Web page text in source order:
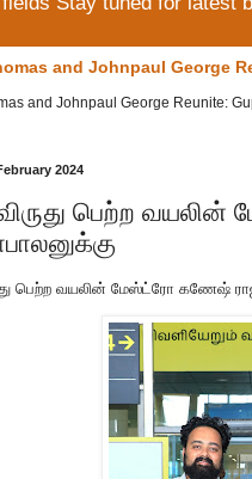
and Johnpaul George
and Johnpaul George Reunite:
2024
விருது பெற்ற
பெற்ற வயலின் மேஸ்ட்ரோ கணேஷ்